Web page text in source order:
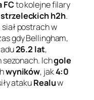
FCto kolejne filary
h2h.
siał postrach w
gdy Bellingham,
26.2 lat,
sezonach. Ichgole
wyników, jak4:0
atakuRealuw